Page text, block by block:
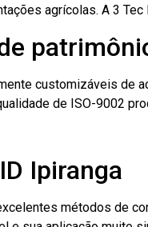
agrícolas. A 3
customizáveis de
de ISO-9002
Ipiranga
métodos de